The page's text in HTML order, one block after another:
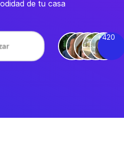
de tu casa
+420